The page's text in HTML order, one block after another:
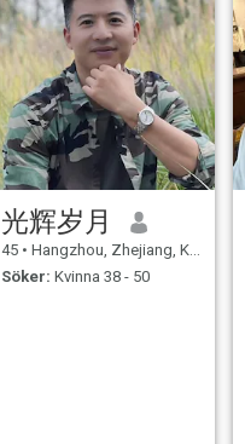
光辉岁月
45 • Hangzhou, Zhejiang, Kina
Söker: Kvinna 38 - 50